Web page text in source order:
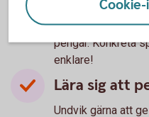
Uppmuntra gärna
pengar. Konkreta
enklare!
Lära sig att
Undvik gärna att